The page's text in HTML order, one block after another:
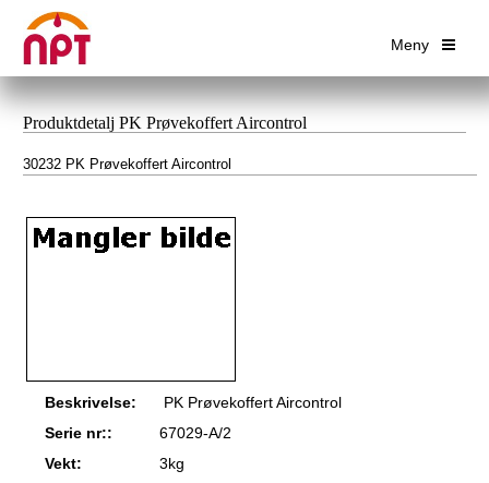
Meny
Produktdetalj PK Prøvekoffert Aircontrol
30232 PK Prøvekoffert Aircontrol
Beskrivelse:
PK Prøvekoffert Aircontrol
Serie nr::
67029-A/2
Vekt:
3kg